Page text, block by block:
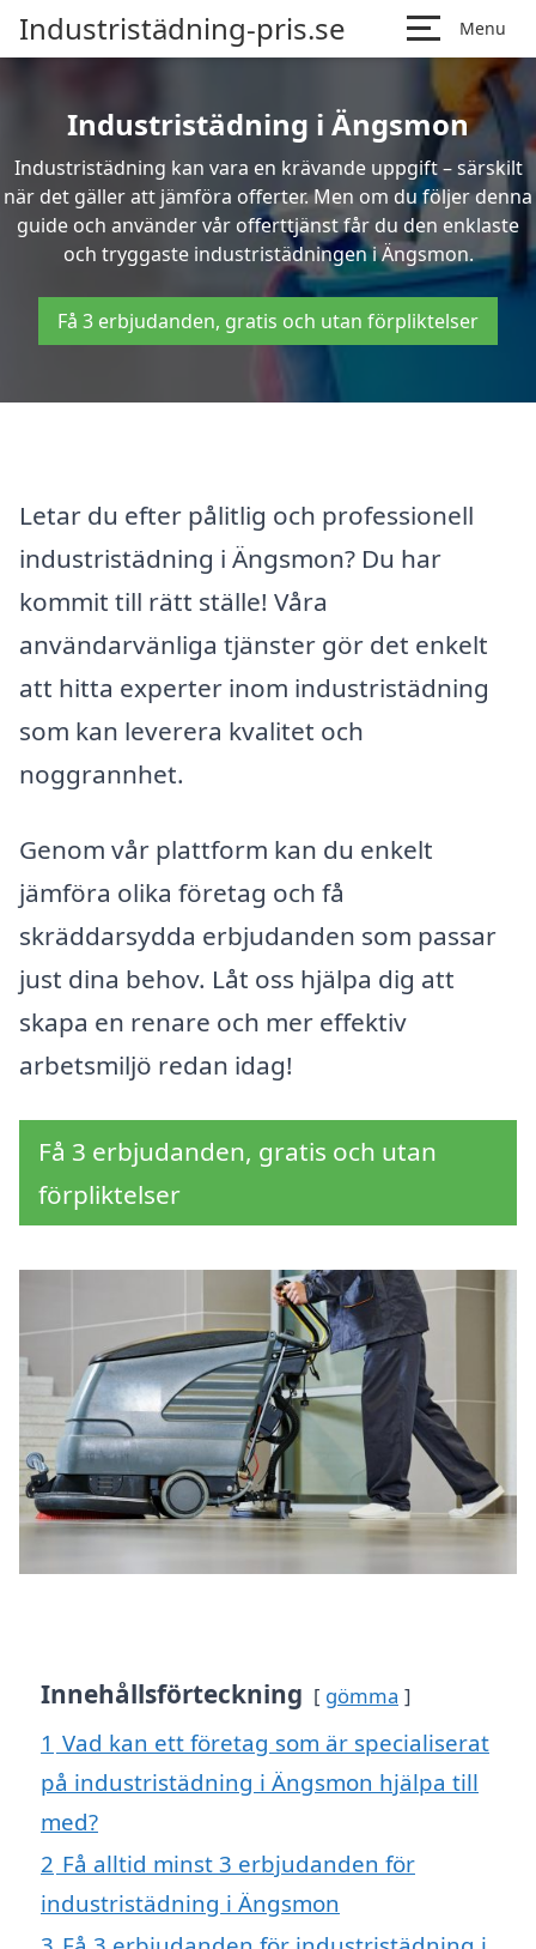
Industristädning-pris.se Menu
Industristädning i Ängsmon
Industristädning kan vara en krävande uppgift – särskilt
när det gäller att jämföra offerter. Men om du följer denna
guide och använder vår offerttjänst får du den enklaste
och tryggaste industristädningen i Ängsmon.
Få 3 erbjudanden, gratis och utan förpliktelser
Letar du efter pålitlig och professionell
industristädning i Ängsmon? Du har
kommit till rätt ställe! Våra
användarvänliga tjänster gör det enkelt
att hitta experter inom industristädning
som kan leverera kvalitet och
noggrannhet.
Genom vår plattform kan du enkelt
jämföra olika företag och få
skräddarsydda erbjudanden som passar
just dina behov. Låt oss hjälpa dig att
skapa en renare och mer effektiv
arbetsmiljö redan idag!
Få 3 erbjudanden, gratis och utan
förpliktelser
Innehållsförteckning gömma
1 Vad kan ett företag som är specialiserat
på industristädning i Ängsmon hjälpa till
med?
2 Få alltid minst 3 erbjudanden för
industristädning i Ängsmon